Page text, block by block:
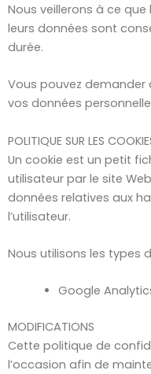
Nous veillerons à ce
leurs données sont
durée.
Vous pouvez
vos données
POLITIQUE SUR LES
Un cookie est un petit
utilisateur par le site
données relatives aux
l’utilisateur.
Nous utilisons les types
Google
MODIFICATIONS
Cette politique de
l’occasion afin de